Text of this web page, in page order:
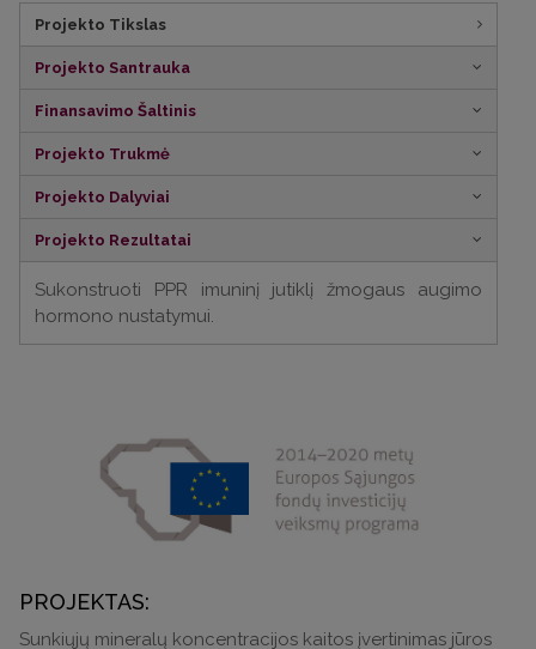
Projekto Tikslas
Projekto Santrauka
Finansavimo Šaltinis
Projekto Trukmė
Projekto Dalyviai
Projekto Rezultatai
Sukonstruoti PPR imuninį jutiklį žmogaus augimo
hormono nustatymui.
PROJEKTAS:
Sunkiųjų mineralų koncentracijos kaitos įvertinimas jūros